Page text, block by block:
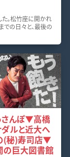
。松竹座に開かれ
の日々と、最後の
さんぽ▼高橋
ルと近大へ
秘)寿司店▼
の巨大図書館